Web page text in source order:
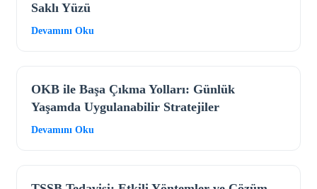
Saklı Yüzü
Devamını Oku
OKB ile Başa Çıkma Yolları: Günlük
Yaşamda Uygulanabilir Stratejiler
Devamını Oku